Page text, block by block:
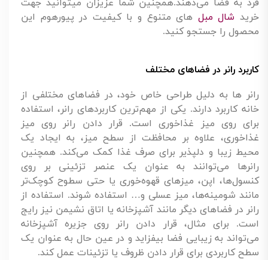
فرد به فضا می‌دهند.همچنین شما عزیزان میتوانید جهت
خرید شال مبل های متنوع و با کیفیت در پیورهوم این
محصول را جستجو کنید.
کاربرد رانر در فضاهای مختلف
رانر ها به دلیل طراحی خاص خود، در فضاهای مختلفی از
خانه کاربرد دارند. یکی از مهم‌ترین کاربردهای رانر، استفاده
برای روی میز غذاخوری است. قرار دادن رانر روی میز
غذاخوری، علاوه بر محافظت از سطح میز، به ایجاد یک
محیط زیبا و دلپذیر برای صرف غذا کمک می‌کند. همچنین
رانرها می‌توانند به عنوان یک عنصر تزئینی بر روی
کنسول‌ها، اپن، میزهای قهوه‌خوری یا حتی سطوح کوچک‌تر
مانند شومینه‌ها، میز عسلی و… استفاده شوند. استفاده از
رانر در فضاهای دیگر مانند آشپزخانه یا اتاق نشیمن نیز رایج
است. برای مثال، قرار دادن رانر روی جزیره آشپزخانه
می‌تواند به زیبایی فضا بیفزاید و در عین حال به عنوان یک
سطح کاربردی برای قرار دادن ظروف یا تزئینات عمل کند.